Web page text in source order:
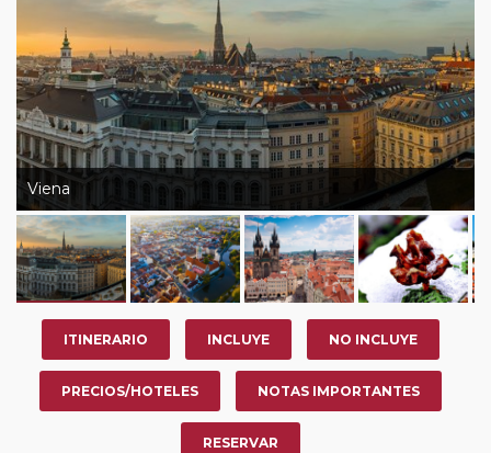
tras rellenar el cuestionario de satisfacción en "Mi viaje")
o los que estén en luna de miel contarán con un
descuento del 5%.
Viena
ITINERARIO INCLUYE NO INCLUYE
PRECIOS/HOTELES NOTAS IMPORTANTES
RESERVAR